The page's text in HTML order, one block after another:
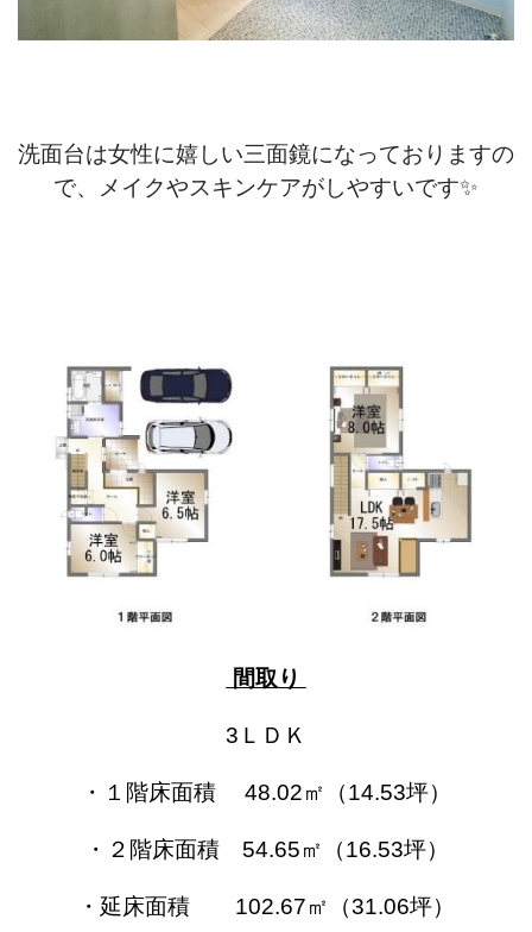
洗面台は女性に嬉しい三面鏡になっておりますの
で、メイクやスキンケアがしやすいです✨
間取り
3ＬＤＫ
・１階床面積 48.02㎡（14.53坪）
・２階床面積 54.65㎡（16.53坪）
・延床面積 102.67㎡（31.06坪）